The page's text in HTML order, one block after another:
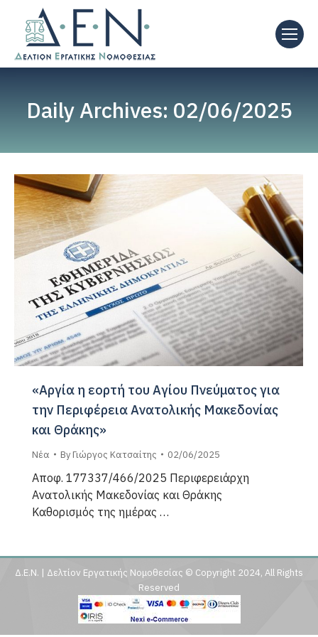
Daily Archives: 02/06/2025
«Αργία η εορτή του Αγίου Πνεύματος για
την Περιφέρεια Ανατολικής Μακεδονίας
και Θράκης»
Νέα By Γιώργος Κατσαίτης 02/06/2025
Αποφ. 177337/466/2025 Περιφερειάρχη
Ανατολικής Μακεδονίας και Θράκης
Καθορισμός της ημέρας …
Δ.Ε.Ν. | Δελτίον Εργατικής Νομοθεσίας © Copyright 2024, All Rights
Reserved